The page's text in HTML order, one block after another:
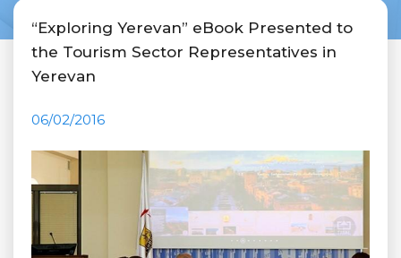
“Exploring Yerevan” eBook Presented to
the Tourism Sector Representatives in
Yerevan
06/02/2016